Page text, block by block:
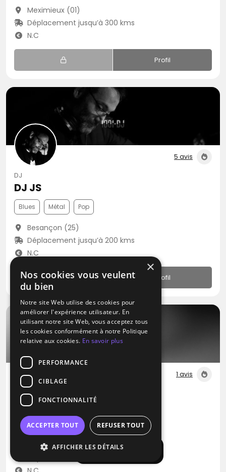
Afficher la carte
Meximieux (01)
Déplacement jusqu’à 300 kms
N.C
Profil
5 avis
DJ
DJ JS
Blues Métal Pop
Besançon (25)
Déplacement jusqu’à 200 kms
N.C
Profil
1 avis
DJ
Eventina
Blues Métal Pop
Valsonne (69)
×
Nos cookies vous veulent
du bien
Notre site Web utilise des cookies pour
améliorer l'expérience utilisateur. En
utilisant notre site Web, vous acceptez tous
les cookies conformément à notre Politique
relative aux cookies. En savoir plus
PERFORMANCE
CIBLAGE
FONCTIONNALITÉ
ACCEPTER TOUT REFUSER TOUT
AFFICHER LES DÉTAILS